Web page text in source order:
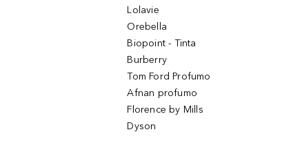
Lolavie
Orebella
Biopoint - Tinta
Burberry
Tom Ford Profumo
Afnan profumo
Florence by Mills
Dyson